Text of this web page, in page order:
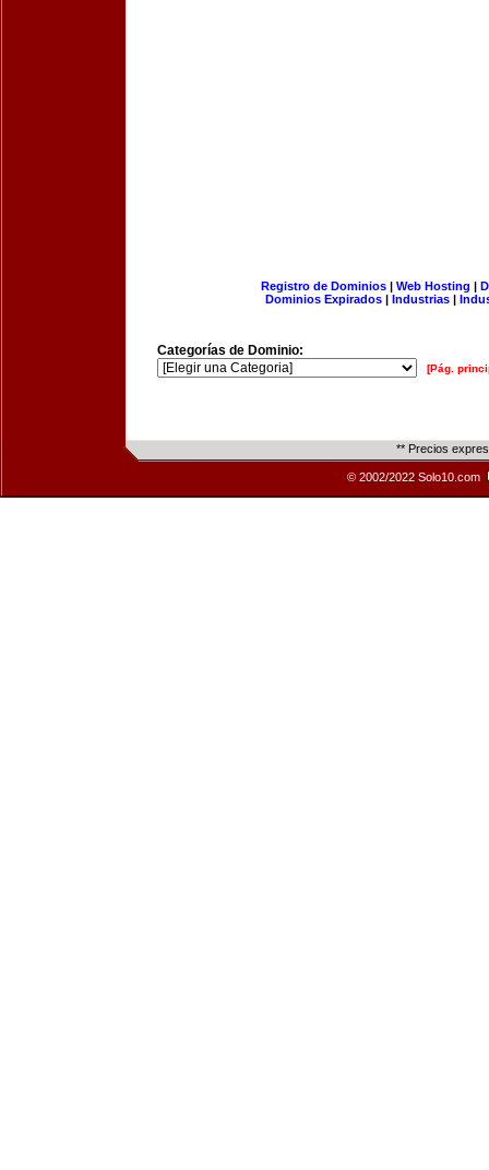
Registro de Dominios| Web Hosting |
Dominios Expirados | Industrias |
Categorías de Dominio:
[Pág.
** Precios
© 2002/2022 Solo10.com